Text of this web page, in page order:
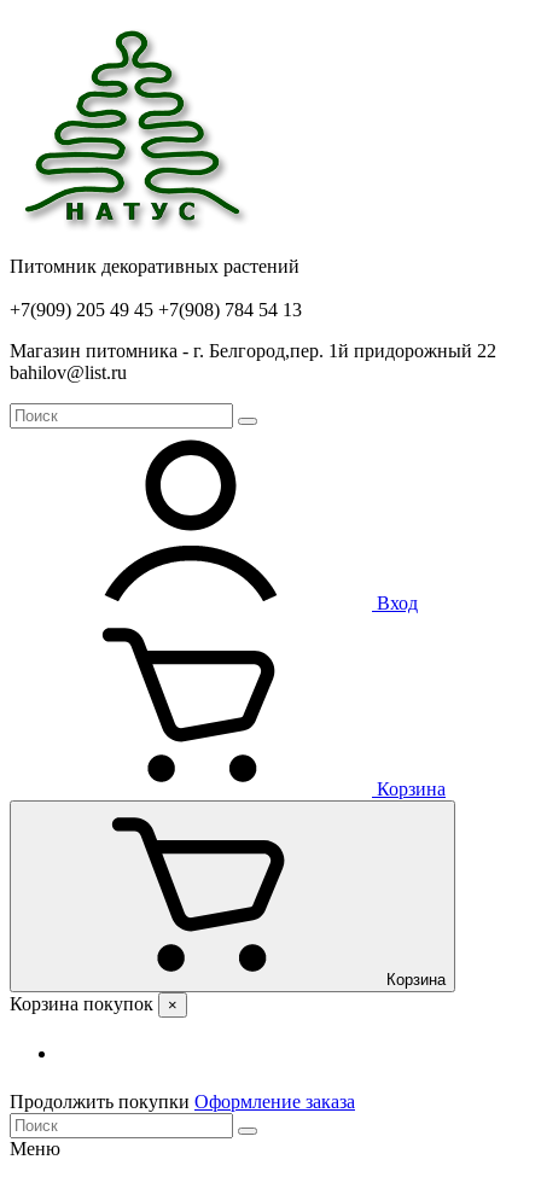
Питомник декоративных растений
+7(909) 205 49 45 +7(908) 784 54 13
Магазин питомника - г. Белгород,пер. 1й придорожный 22
bahilov@list.ru
Вход
Корзина
Корзина
Корзина покупок ×
Продолжить покупки Оформление заказа
Меню